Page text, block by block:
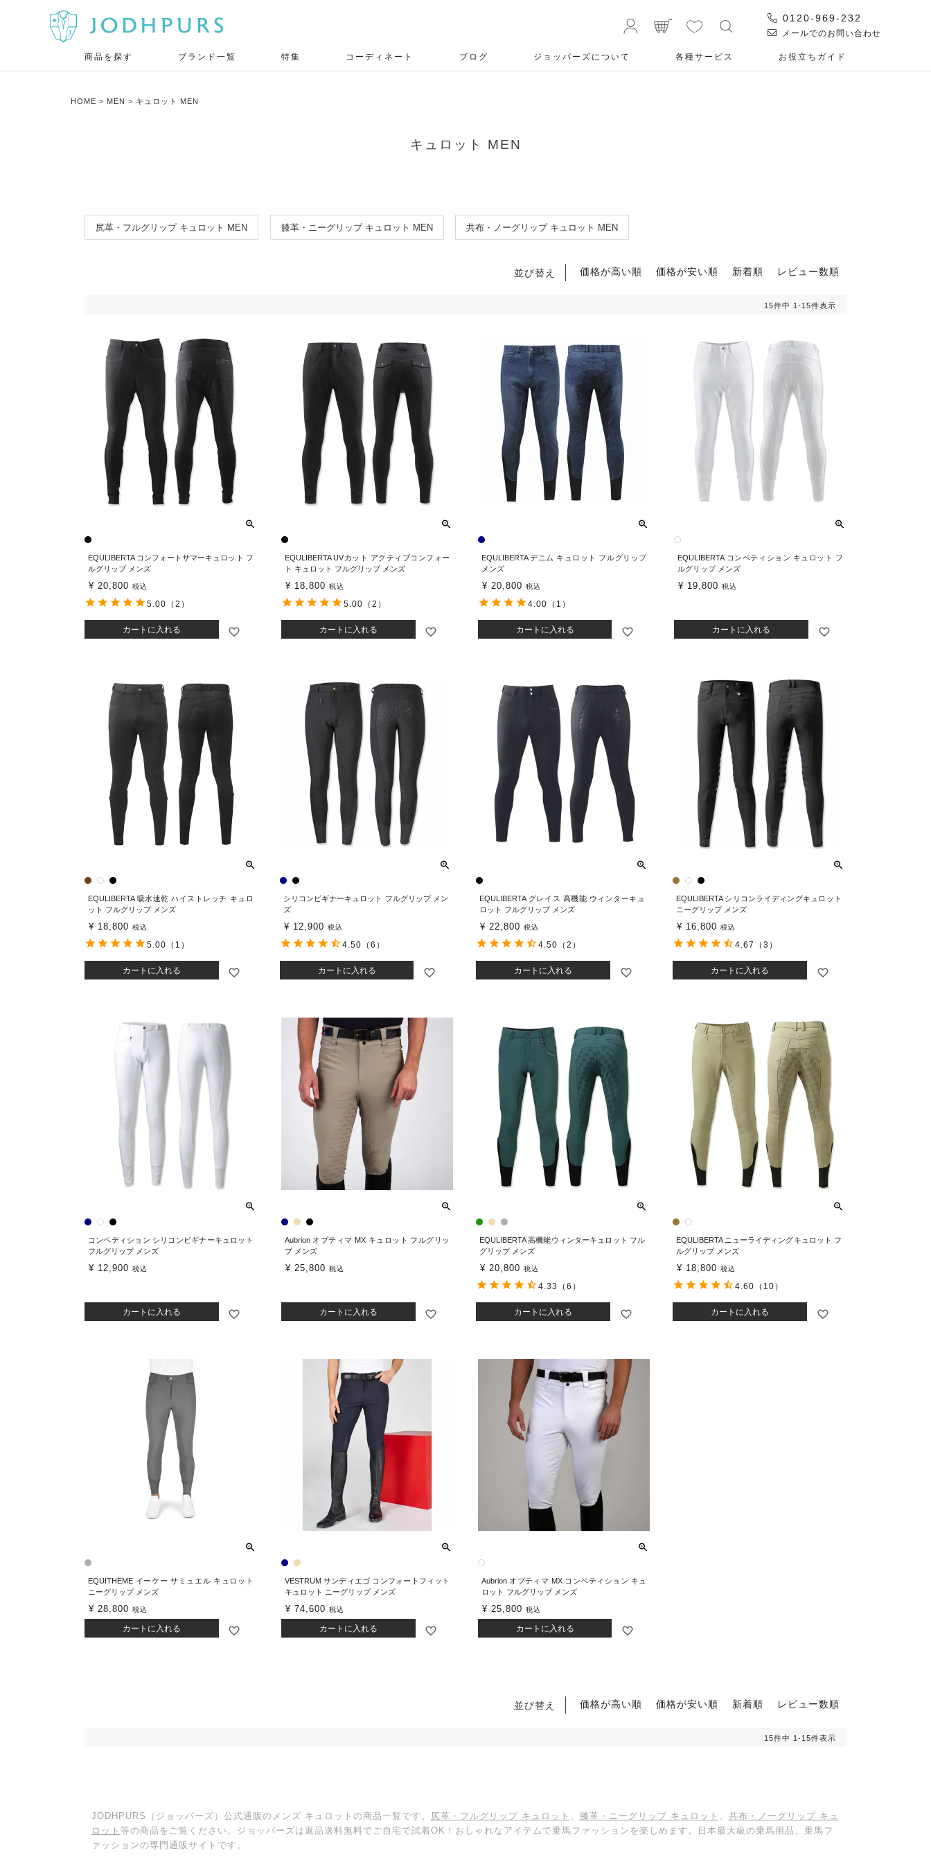
0120-969-232
メールでのお問い合わせ
商品を探す ブランド一覧 特集 コーディネート ブログ ジョッパーズについて 各種サービス お役⽴ちガイド
HOME MEN キュロット MEN
キュロット MEN
尻革・フルグリップ キュロット MEN 膝革・ニーグリップ キュロット MEN 共布・ノーグリップ キュロット MEN
並び替え 価格が高い順 価格が安い順 新着順 レビュー数順
15件中 1 -15件表示
EQULIBERTA コンフォートサマーキュロット フ
ルグリップ メンズ
¥ 20,800 税込
カートに入れる
5.00 （2）
EQULIBERTA UVカット アクティブコンフォー
ト キュロット フルグリップ メンズ
¥ 18,800 税込
カートに入れる
5.00 （2）
EQULIBERTA デニム キュロット フルグリップ
メンズ
¥ 20,800 税込
カートに入れる
4.00 （1）
EQULIBERTA コンペティション キュロット フ
ルグリップ メンズ
¥ 19,800 税込
カートに入れる
EQULIBERTA 吸水速乾 ハイストレッチ キュロ
ット フルグリップ メンズ
¥ 18,800 税込
カートに入れる
5.00 （1）
シリコンビギナーキュロット フルグリップ メン
ズ
¥ 12,900 税込
カートに入れる
4.50 （6）
EQULIBERTA グレイス 高機能 ウィンターキュ
ロット フルグリップ メンズ
¥ 22,800 税込
カートに入れる
4.50 （2）
EQULIBERTA シリコンライディングキュロット
ニーグリップ メンズ
¥ 16,800 税込
カートに入れる
4.67 （3）
コンペティション シリコンビギナーキュロット
フルグリップ メンズ
¥ 12,900 税込
カートに入れる
Aubrion オプティマ MX キュロット フルグリッ
プ メンズ
¥ 25,800 税込
カートに入れる
EQULIBERTA 高機能ウィンターキュロット フル
グリップ メンズ
¥ 20,800 税込
カートに入れる
4.33 （6）
EQULIBERTA ニューライディングキュロット フ
ルグリップ メンズ
¥ 18,800 税込
カートに入れる
4.60 （10）
EQUITHEME イーケー サミュエル キュロット
ニーグリップ メンズ
¥ 28,800 税込
カートに入れる
VESTRUM サンディエゴ コンフォートフィット
キュロット ニーグリップ メンズ
¥ 74,600 税込
カートに入れる
Aubrion オプティマ MX コンペティション キュ
ロット フルグリップ メンズ
¥ 25,800 税込
カートに入れる
並び替え 価格が高い順 価格が安い順 新着順 レビュー数順
15件中 1 -15件表示
JODHPURS（ジョッパーズ）公式通販のメンズ キュロットの商品一覧です。 尻革・フルグリップ キュロット 、 膝革・ニーグリップ キュロット 、 共布・ノーグリップ キュ
ロット 等の商品をご覧ください。ジョッパーズは返品送料無料でご自宅で試着OK！おしゃれなアイテムで乗馬ファッションを楽しめます。日本最大級の乗馬用品、乗馬フ
ァッションの専門通販サイトです。